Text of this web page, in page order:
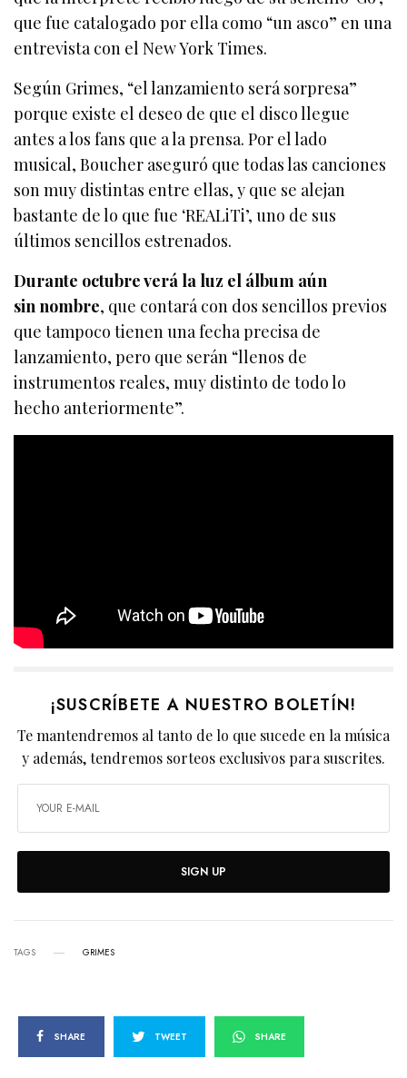
que fue catalogado por ella como “un asco” en una
entrevista con el New York Times.
Según Grimes, “el lanzamiento será sorpresa”
porque existe el deseo de que el disco llegue
antes a los fans que a la prensa. Por el lado
musical, Boucher aseguró que todas las canciones
son muy distintas entre ellas, y que se alejan
bastante de lo que fue ‘REALiTi’, uno de sus
últimos sencillos estrenados.
Durante octubre verá la luz el álbum aún
sin nombre, que contará con dos sencillos previos
que tampoco tienen una fecha precisa de
lanzamiento, pero que serán “llenos de
instrumentos reales, muy distinto de todo lo
hecho anteriormente”.
¡SUSCRÍBETE A NUESTRO BOLETÍN!
Te mantendremos al tanto de lo que sucede en la música
y además, tendremos sorteos exclusivos para suscrites.
SIGN UP
TAGS GRIMES
SHARE TWEET SHARE